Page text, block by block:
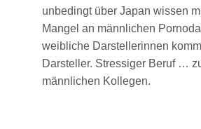
unbedingt über Japan wissen
Mangel an männlichen
weibliche Darstellerinnen
Darsteller. Stressiger Beruf …
männlichen Kollegen.